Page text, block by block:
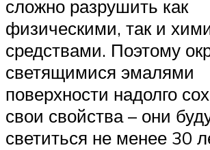
сложно разрушить как
физическими, так и
средствами. Поэтому
светящимися эмалями
поверхности надолго
свои свойства – они
светиться не менее 30